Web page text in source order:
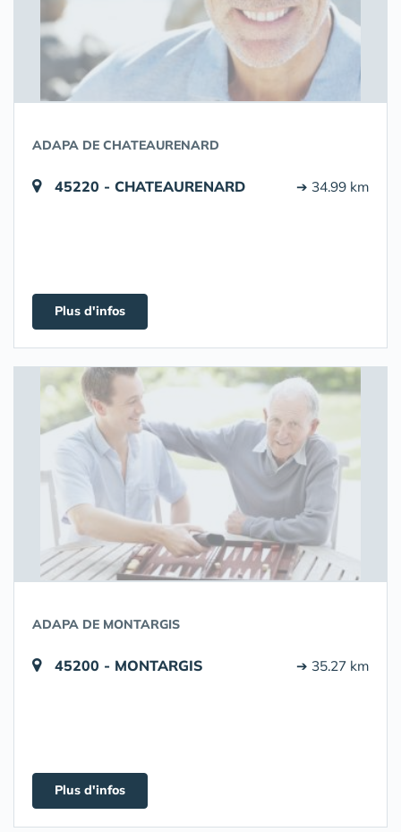
ADAPA DE CHATEAURENARD
45220 - CHATEAURENARD ➔ 34.99 km
Plus d'infos
ADAPA DE MONTARGIS
45200 - MONTARGIS ➔ 35.27 km
Plus d'infos